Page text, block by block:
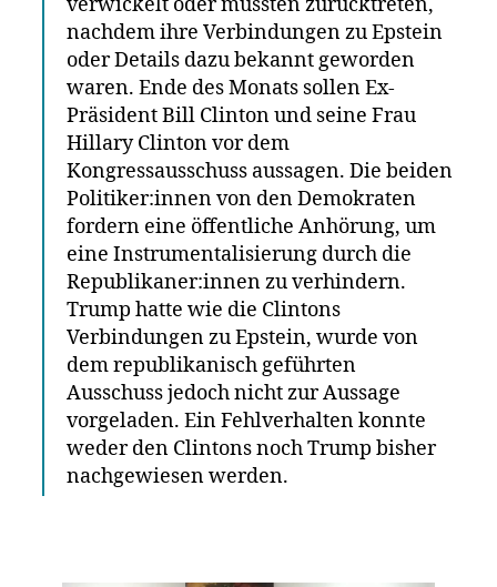
nachdem ihre Verbindungen zu Epstein
oder Details dazu bekannt geworden
waren. Ende des Monats sollen Ex-
Präsident Bill Clinton und seine Frau
Hillary Clinton vor dem
Kongressausschuss aussagen. Die beiden
Politiker:innen von den Demokraten
fordern eine öffentliche Anhörung, um
eine Instrumentalisierung durch die
Republikaner:innen zu verhindern.
Trump hatte wie die Clintons
Verbindungen zu Epstein, wurde von
dem republikanisch geführten
Ausschuss jedoch nicht zur Aussage
vorgeladen. Ein Fehlverhalten konnte
weder den Clintons noch Trump bisher
nachgewiesen werden.